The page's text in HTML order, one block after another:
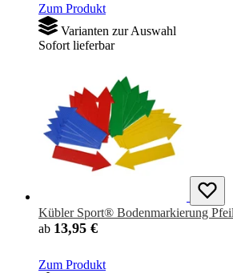
Zum Produkt
Varianten zur Auswahl
Sofort lieferbar
Kübler Sport® Bodenmarkierung
ab 13,95 €
Zum Produkt